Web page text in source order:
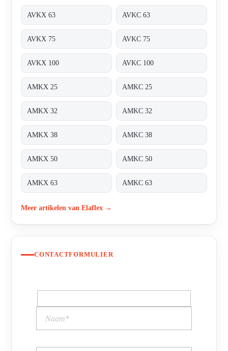
AVKX 63 AVKC 63
AVKX 75 AVKC 75
AVKX 100 AVKC 100
AMKX 25 AMKC 25
AMKX 32 AMKC 32
AMKX 38 AMKC 38
AMKX 50 AMKC 50
AMKX 63 AMKC 63
Meer artikelen van Elaflex →
CONTACTFORMULIER